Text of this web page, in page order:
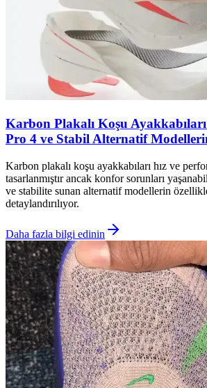
Karbon Plakalı Koşu
Pro 4 ve Stabil Alternatif
Karbon plakalı koşu ayakkabıları hız ve
tasarlanmıştır ancak konfor sorunları
ve stabilite sunan alternatif modellerin
detaylandırılıyor.
Daha fazla bilgi edinin